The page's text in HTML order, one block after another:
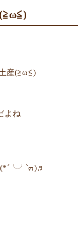
産(≧ω≦)
よね
(*´╰╯`๓)♬